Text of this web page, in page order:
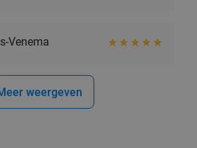
Venema
weergeven